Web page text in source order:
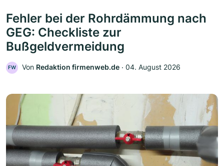
Fehler bei der Rohrdämmung nach
GEG: Checkliste zur
Bußgeldvermeidung
FW Von Redaktion firmenweb.de ‧ 04. August 2026